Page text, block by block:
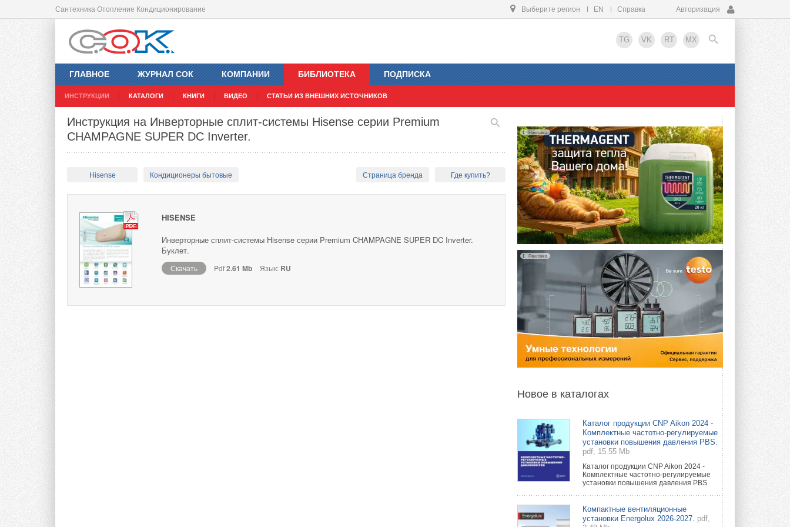
Сантехника Отопление Кондиционирование Выберите регион EN Справка Авторизация
TG VK RT MX
ГЛАВНОЕ ЖУРНАЛ СОК КОМПАНИИ БИБЛИОТЕКА
ИНСТРУКЦИИ КАТАЛОГИ КНИГИ ВИДЕО СТАТЬИ ИЗ ВНЕШНИХ ИСТОЧНИКОВ
ПОДПИСКА
EN
Инструкция на Инверторные сплит-системы Hisense серии Premium
CHAMPAGNE SUPER DC Inverter.
Hisense Кондиционеры бытовые Страница бренда Где купить?
HISENSE
Инверторные сплит-системы Hisense серии Premium CHAMPAGNE SUPER DC Inverter.
Буклет.
Скачать Pdf2.61 Mb Язык: RU
Реклама
Реклама
Новое в каталогах
Каталог продукции CNP Aikon 2024 -
Комплектные частотно-регулируемые
установки повышения давления PBS.
pdf, 15.55 Mb
Каталог продукции CNP Aikon 2024 -
Комплектные частотно-регулируемые
установки повышения давления PBS
Компактные вентиляционные
установки Energolux 2026-2027. pdf,